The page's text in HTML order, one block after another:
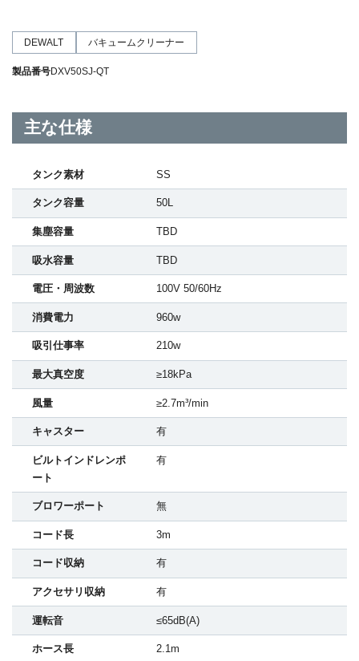
DEWALT バキュームクリーナー
製品番号DXV50SJ-QT
主な仕様
タンク素材 SS
タンク容量 50L
集塵容量 TBD
吸水容量 TBD
電圧・周波数 100V 50/60Hz
消費電力 960w
吸引仕事率 210w
最大真空度 ≥18kPa
風量 ≥2.7m³/min
キャスター 有
ビルトインドレンポ
ート
有
ブロワーポート 無
コード長 3m
コード収納 有
アクセサリ収納 有
運転音 ≤65dB(A)
ホース長 2.1m